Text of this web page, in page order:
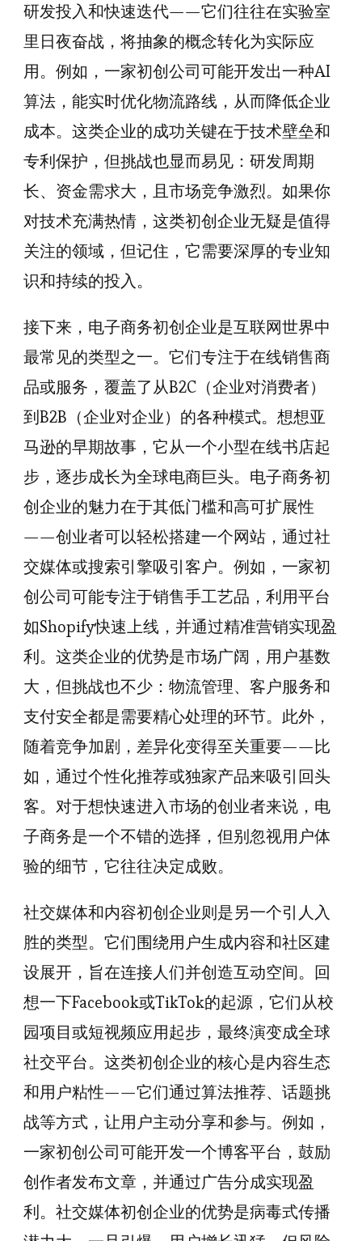
研发投入和快速迭代——它们往往在实验室
里日夜奋战，将抽象的概念转化为实际应
用。例如，一家初创公司可能开发出一种AI
算法，能实时优化物流路线，从而降低企业
成本。这类企业的成功关键在于技术壁垒和
专利保护，但挑战也显而易见：研发周期
长、资金需求大，且市场竞争激烈。如果你
对技术充满热情，这类初创企业无疑是值得
关注的领域，但记住，它需要深厚的专业知
识和持续的投入。
接下来，电子商务初创企业是互联网世界中
最常见的类型之一。它们专注于在线销售商
品或服务，覆盖了从B2C（企业对消费者）
到B2B（企业对企业）的各种模式。想想亚
马逊的早期故事，它从一个小型在线书店起
步，逐步成长为全球电商巨头。电子商务初
创企业的魅力在于其低门槛和高可扩展性
——创业者可以轻松搭建一个网站，通过社
交媒体或搜索引擎吸引客户。例如，一家初
创公司可能专注于销售手工艺品，利用平台
如Shopify快速上线，并通过精准营销实现盈
利。这类企业的优势是市场广阔，用户基数
大，但挑战也不少：物流管理、客户服务和
支付安全都是需要精心处理的环节。此外，
随着竞争加剧，差异化变得至关重要——比
如，通过个性化推荐或独家产品来吸引回头
客。对于想快速进入市场的创业者来说，电
子商务是一个不错的选择，但别忽视用户体
验的细节，它往往决定成败。
社交媒体和内容初创企业则是另一个引人入
胜的类型。它们围绕用户生成内容和社区建
设展开，旨在连接人们并创造互动空间。回
想一下Facebook或TikTok的起源，它们从校
园项目或短视频应用起步，最终演变成全球
社交平台。这类初创企业的核心是内容生态
和用户粘性——它们通过算法推荐、话题挑
战等方式，让用户主动分享和参与。例如，
一家初创公司可能开发一个博客平台，鼓励
创作者发布文章，并通过广告分成实现盈
利。社交媒体初创企业的优势是病毒式传播